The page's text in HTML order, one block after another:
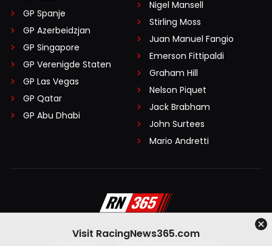
GP Spanje
GP Azerbeidzjan
GP Singapore
GP Verenigde Staten
GP Las Vegas
GP Qatar
GP Abu Dhabi
Nigel Mansell
Stirling Moss
Juan Manuel Fangio
Emerson Fittipaldi
Graham Hill
Nelson Piquet
Jack Brabham
John Surtees
Mario Andretti
Algemene voorwaarden
Visit RacingNews365.com